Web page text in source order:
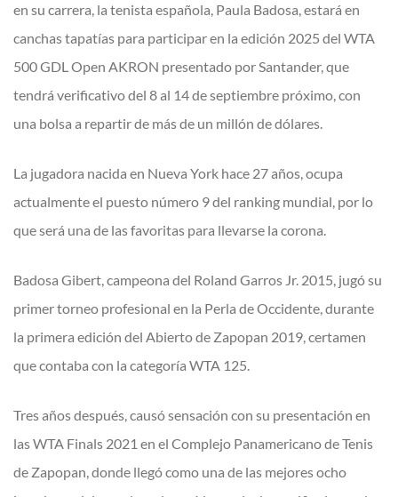
en su carrera, la tenista española, Paula Badosa, estará en
canchas tapatías para participar en la edición 2025 del WTA
500 GDL Open AKRON presentado por Santander, que
tendrá verificativo del 8 al 14 de septiembre próximo, con
una bolsa a repartir de más de un millón de dólares.
La jugadora nacida en Nueva York hace 27 años, ocupa
actualmente el puesto número 9 del ranking mundial, por lo
que será una de las favoritas para llevarse la corona.
Badosa Gibert, campeona del Roland Garros Jr. 2015, jugó su
primer torneo profesional en la Perla de Occidente, durante
la primera edición del Abierto de Zapopan 2019, certamen
que contaba con la categoría WTA 125.
Tres años después, causó sensación con su presentación en
las WTA Finals 2021 en el Complejo Panamericano de Tenis
de Zapopan, donde llegó como una de las mejores ocho